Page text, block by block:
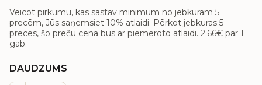
Veicot pirkumu, kas sastāv minimum no jebkurām 5
precēm, Jūs saņemsiet 10% atlaidi. Pērkot jebkuras 5
preces, šo preču cena būs ar piemēroto atlaidi. 2.66€ par 1
gab.
DAUDZUMS